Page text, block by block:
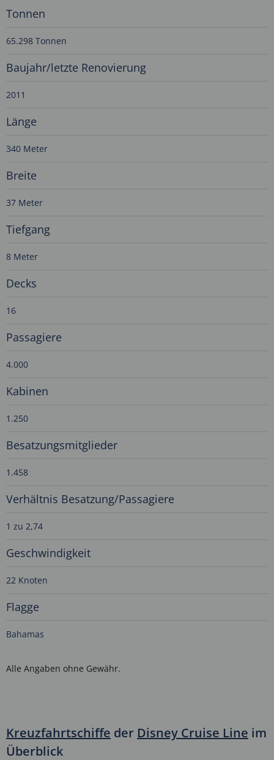
Tonnen
65.298 Tonnen
Baujahr/letzte Renovierung
2011
Länge
340 Meter
Breite
37 Meter
Tiefgang
8 Meter
Decks
16
Passagiere
4.000
Kabinen
1.250
Besatzungsmitglieder
1.458
Verhältnis Besatzung/Passagiere
1 zu 2,74
Geschwindigkeit
22 Knoten
Flagge
Bahamas
Alle Angaben ohne Gewähr.
Kreuzfahrtschiffe der Disney Cruise Line im
Überblick